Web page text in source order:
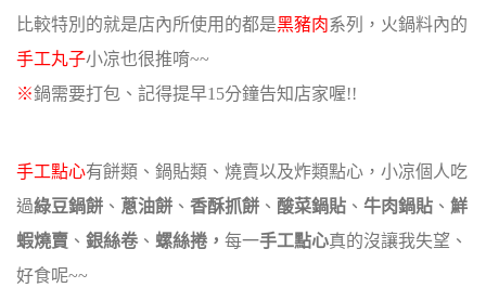
比較特別的就是店內所使用的都是黑豬肉系列，火鍋料內的
手工丸子小凉也很推唷~~
※鍋需要打包、記得提早15分鐘告知店家喔!!
手工點心有餅類、鍋貼類、燒賣以及炸類點心， 小凉個人吃
過綠豆鍋餅 、 蔥油餅 、 香酥抓餅 、 酸菜鍋貼 、 牛肉鍋貼 、 鮮
蝦燒賣 、 銀絲卷、 螺絲捲， 每一手工點心真的沒讓我失望、
好食呢~~